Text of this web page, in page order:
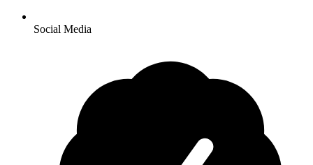
Social Media